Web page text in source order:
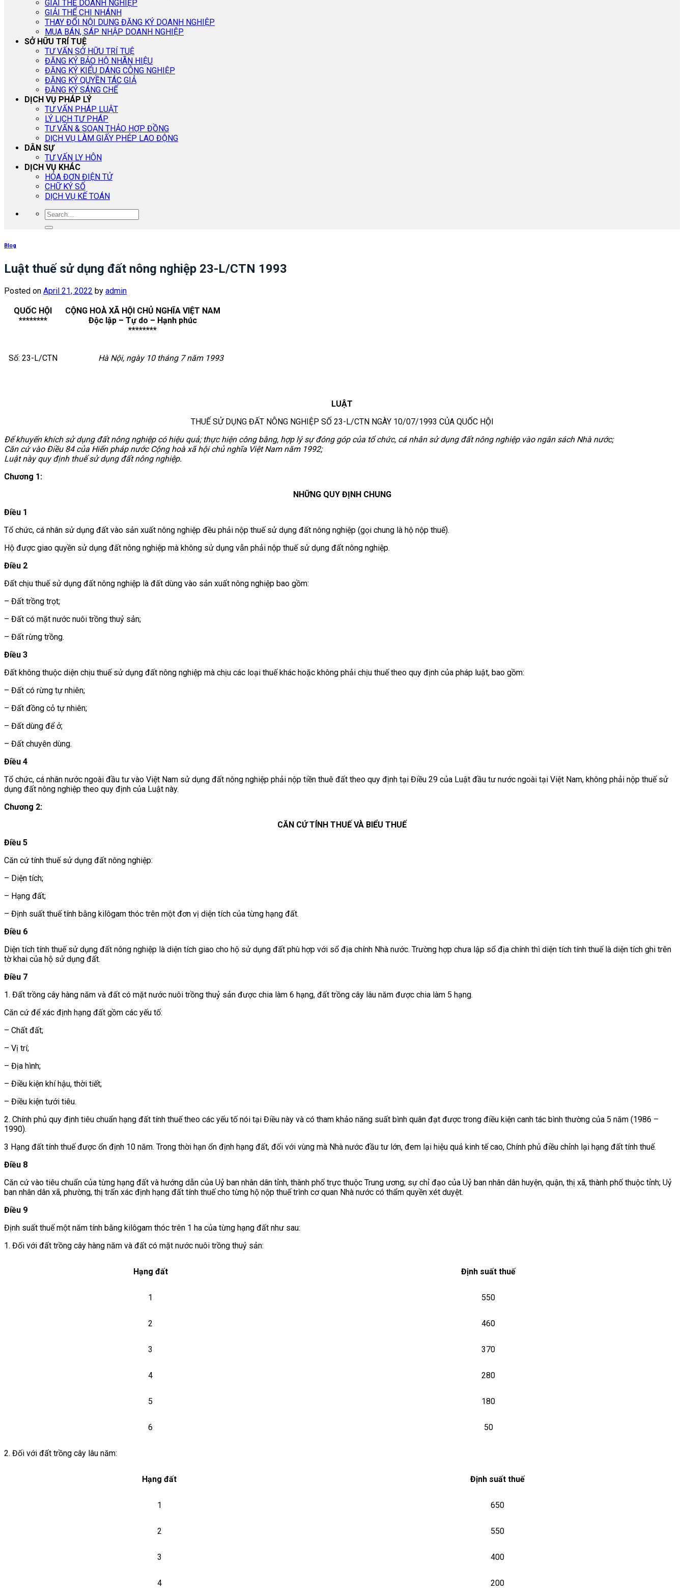
GIẢI THỂ DOANH NGHIỆP
GIẢI THỂ CHI NHÁNH
THAY ĐỔI NỘI DUNG ĐĂNG KÝ DOANH NGHIỆP
MUA BÁN, SÁP NHẬP DOANH NGHIỆP
SỞ HỮU TRÍ TUỆ
TƯ VẤN SỞ HỮU TRÍ TUỆ
ĐĂNG KÝ BẢO HỘ NHÃN HIỆU
ĐĂNG KÝ KIỂU DÁNG CÔNG NGHIỆP
ĐĂNG KÝ QUYỀN TÁC GIẢ
ĐĂNG KÝ SÁNG CHẾ
DỊCH VỤ PHÁP LÝ
TƯ VẤN PHÁP LUẬT
LÝ LỊCH TƯ PHÁP
TƯ VẤN & SOẠN THẢO HỢP ĐỒNG
DỊCH VỤ LÀM GIẤY PHÉP LAO ĐỘNG
DÂN SỰ
TƯ VẤN LY HÔN
DỊCH VỤ KHÁC
HÓA ĐƠN ĐIỆN TỬ
CHỮ KÝ SỐ
DỊCH VỤ KẾ TOÁN
Blog
Luật thuế sử dụng đất nông nghiệp 23-L/CTN 1993
Posted on April 21, 2022 by admin
QUỐC HỘI
********
CỘNG HOÀ XÃ HỘI CHỦ NGHĨA VIỆT NAM
Độc lập – Tự do – Hạnh phúc
********
Số: 23-L/CTN Hà Nội, ngày 10 tháng 7 năm 1993
LUẬT
THUẾ SỬ DỤNG ĐẤT NÔNG NGHIỆP SỐ 23-L/CTN NGÀY 10/07/1993 CỦA QUỐC HỘI
Để khuyến khích sử dụng đất nông nghiệp có hiệu quả; thực hiện công bằng, hợp lý sự đóng góp của tổ chức, cá nhân sử dụng đất nông nghiệp vào ngân sách Nhà nước;
Căn cứ vào Điều 84 của Hiến pháp nước Cộng hoà xã hội chủ nghĩa Việt Nam năm 1992;
Luật này quy định thuế sử dụng đất nông nghiệp.
Chương 1:
NHỮNG QUY ĐỊNH CHUNG
Điều 1
Tổ chức, cá nhân sử dụng đất vào sản xuất nông nghiệp đều phải nộp thuế sử dụng đất nông nghiệp (gọi chung là hộ nộp thuế).
Hộ được giao quyền sử dụng đất nông nghiệp mà không sử dụng vẫn phải nộp thuế sử dụng đất nông nghiệp.
Điều 2
Đất chịu thuế sử dụng đất nông nghiệp là đất dùng vào sản xuất nông nghiệp bao gồm:
– Đất trồng trọt;
– Đất có mặt nước nuôi trồng thuỷ sản;
– Đất rừng trồng.
Điều 3
Đất không thuộc diện chịu thuế sử dụng đất nông nghiệp mà chịu các loại thuế khác hoặc không phải chịu thuế theo quy định của pháp luật, bao gồm:
– Đất có rừng tự nhiên;
– Đất đồng cỏ tự nhiên;
– Đất dùng để ở;
– Đất chuyên dùng.
Điều 4
Tổ chức, cá nhân nước ngoài đầu tư vào Việt Nam sử dụng đất nông nghiệp phải nộp tiền thuê đất theo quy định tại Điều 29 của Luật đầu tư nước ngoài tại Việt Nam, không phải nộp thuế sử
dụng đất nông nghiệp theo quy định của Luật này.
Chương 2:
CĂN CỨ TÍNH THUẾ VÀ BIỂU THUẾ
Điều 5
Căn cứ tính thuế sử dụng đất nông nghiệp:
– Diện tích;
– Hạng đất;
– Định suất thuế tính bằng kilôgam thóc trên một đơn vị diện tích của từng hạng đất.
Điều 6
Diện tích tính thuế sử dụng đất nông nghiệp là diện tích giao cho hộ sử dụng đất phù hợp với sổ địa chính Nhà nước. Trường hợp chưa lập sổ địa chính thì diện tích tính thuế là diện tích ghi trên
tờ khai của hộ sử dụng đất.
Điều 7
1. Đất trồng cây hàng năm và đất có mặt nước nuôi trồng thuỷ sản được chia làm 6 hạng, đất trồng cây lâu năm được chia làm 5 hạng.
Căn cứ để xác định hạng đất gồm các yếu tố:
– Chất đất;
– Vị trí;
– Địa hình;
– Điều kiện khí hậu, thời tiết;
– Điều kiện tưới tiêu.
2. Chính phủ quy định tiêu chuẩn hạng đất tính thuế theo các yếu tố nói tại Điều này và có tham khảo năng suất bình quân đạt được trong điều kiện canh tác bình thường của 5 năm (1986 –
1990).
3 Hạng đất tính thuế được ổn định 10 năm. Trong thời hạn ổn định hạng đất, đối với vùng mà Nhà nước đầu tư lớn, đem lại hiệu quả kinh tế cao, Chính phủ điều chỉnh lại hạng đất tính thuế.
Điều 8
Căn cứ vào tiêu chuẩn của từng hạng đất và hướng dẫn của Uỷ ban nhân dân tỉnh, thành phố trực thuộc Trung ương; sự chỉ đạo của Uỷ ban nhân dân huyện, quận, thị xã, thành phố thuộc tỉnh; Uỷ
ban nhân dân xã, phường, thị trấn xác định hạng đất tính thuế cho từng hộ nộp thuế trình cơ quan Nhà nước có thẩm quyền xét duyệt.
Điều 9
Định suất thuế một năm tính bằng kilôgam thóc trên 1 ha của từng hạng đất như sau:
1. Đối với đất trồng cây hàng năm và đất có mặt nước nuôi trồng thuỷ sản:
Hạng đất Định suất thuế
1 550
2 460
3 370
4 280
5 180
6 50
2. Đối với đất trồng cây lâu năm:
Hạng đất Định suất thuế
1 650
2 550
3 400
4 200